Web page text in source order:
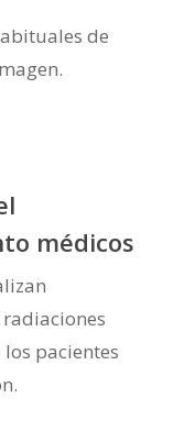
de
médicos
pacientes